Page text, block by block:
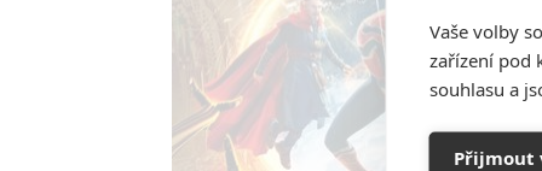
Vaše volby
zařízení pod
souhlasu a
Přijmout